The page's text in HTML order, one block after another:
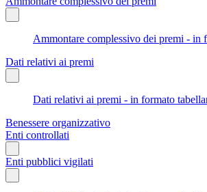
Ammontare complessivo dei premi - in
Dati relativi ai premi
Dati relativi ai premi - in formato
Benessere organizzativo
Enti controllati
Enti pubblici vigilati